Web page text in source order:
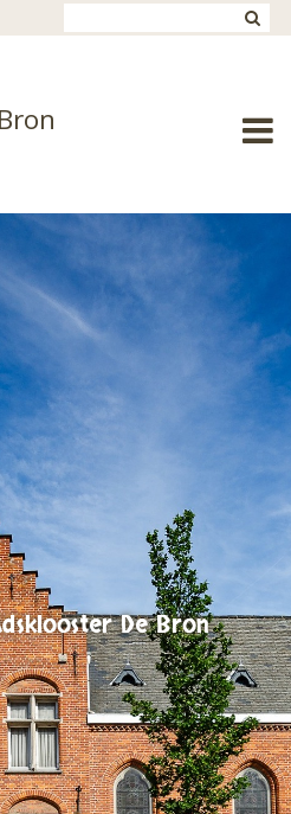
De Bron